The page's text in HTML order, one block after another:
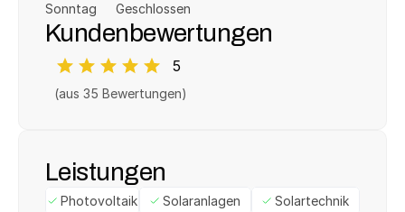
Sonntag
Geschlossen
Kundenbewertungen
5
(aus 35 Bewertungen)
Leistungen
Photovoltaik Solaranlagen
Solartechnik